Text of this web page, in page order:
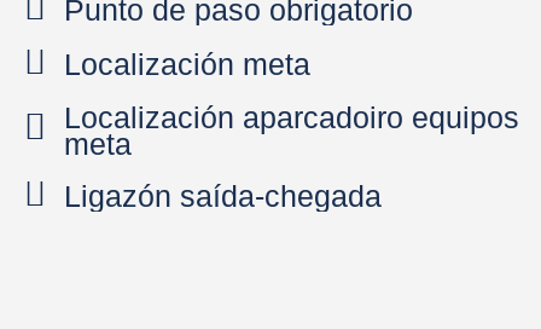
Punto de paso obrigatorio
Localización meta
Localización aparcadoiro equipos
meta
Ligazón saída-chegada